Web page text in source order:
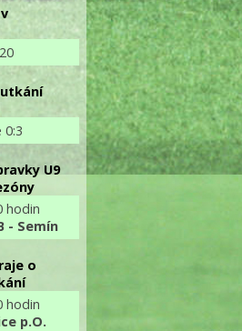
0:3
U9
hodin
- Semín
o
hodin
p.O.